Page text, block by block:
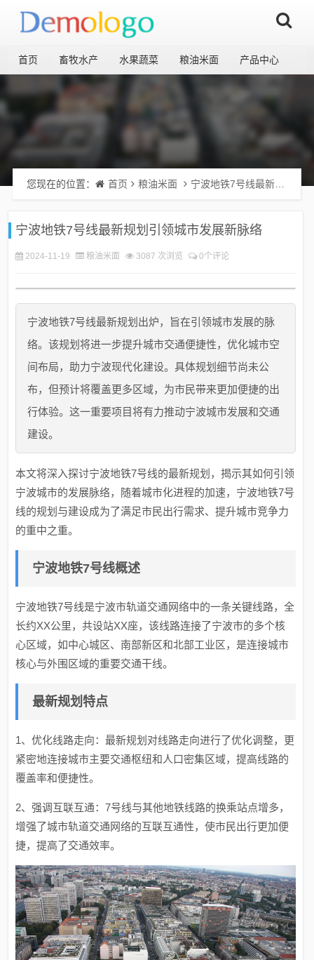
首页 畜牧水产 水果蔬菜 粮油米面 产品中心
您现在的位置： 首页 粮油米面 宁波地铁7号线最新规划引领城市发展新脉络
宁波地铁7号线最新规划引领城市发展新脉络
2024-11-19 粮油米面 3087 次浏览 0个评论
宁波地铁7号线最新规划出炉，旨在引领城市发展的脉
络。该规划将进一步提升城市交通便捷性，优化城市空
间布局，助力宁波现代化建设。具体规划细节尚未公
布，但预计将覆盖更多区域，为市民带来更加便捷的出
行体验。这一重要项目将有力推动宁波城市发展和交通
建设。
本文将深入探讨宁波地铁7号线的最新规划，揭示其如何引领
宁波城市的发展脉络，随着城市化进程的加速，宁波地铁7号
线的规划与建设成为了满足市民出行需求、提升城市竞争力
的重中之重。
宁波地铁7号线概述
宁波地铁7号线是宁波市轨道交通网络中的一条关键线路，全
长约XX公里，共设站XX座，该线路连接了宁波市的多个核
心区域，如中心城区、南部新区和北部工业区，是连接城市
核心与外围区域的重要交通干线。
最新规划特点
1、优化线路走向：最新规划对线路走向进行了优化调整，更
紧密地连接城市主要交通枢纽和人口密集区域，提高线路的
覆盖率和便捷性。
2、强调互联互通：7号线与其他地铁线路的换乘站点增多，
增强了城市轨道交通网络的互联互通性，使市民出行更加便
捷，提高了交通效率。